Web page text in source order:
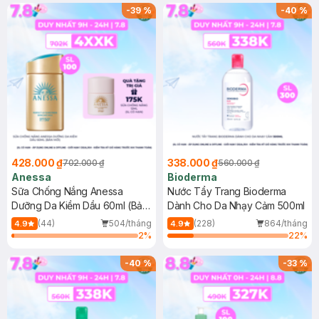
SPF 50+ 20ml (SL Có Hạn)
(SL có hạn)
-39%
428.000 ₫702.000 ₫
Anessa
Sữa Chống Nắng Anessa
Dưỡng Da Kiềm Dầu 60ml (Bản
Mới)
4.9 (44)
504/tháng
2%
-40%
338.000 ₫560.000 ₫
Bioderma
Nước Tẩy Trang Bioderma
Dành Cho Da Nhạy Cảm 500ml
4.9 (228)
864/tháng
22%
-40% -33%